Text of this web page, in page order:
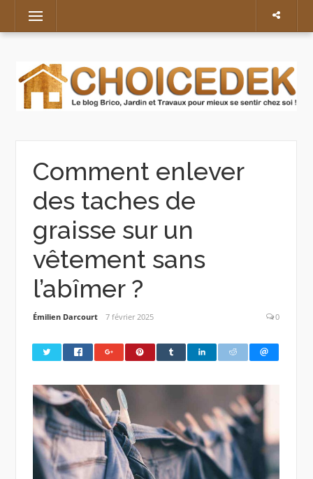
content
Menu
Comment enlever
des taches de
graisse sur un
vêtement sans
l’abîmer ?
Émilien Darcourt 7 février 2025 0